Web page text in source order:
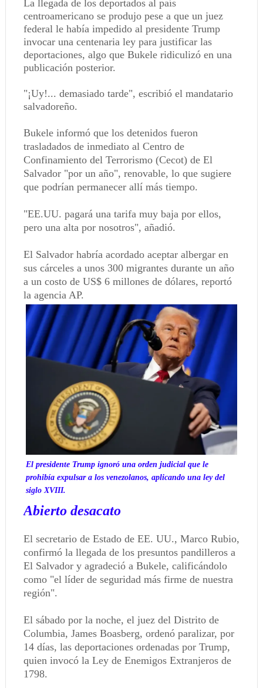
La llegada de los deportados al país
centroamericano se produjo pese a que un juez
federal le había impedido al presidente Trump
invocar una centenaria ley para justificar las
deportaciones, algo que Bukele ridiculizó en una
publicación posterior.
"¡Uy!... demasiado tarde", escribió el mandatario
salvadoreño.
Bukele informó que los detenidos fueron
trasladados de inmediato al Centro de
Confinamiento del Terrorismo (Cecot) de El
Salvador "por un año", renovable, lo que sugiere
que podrían permanecer allí más tiempo.
"EE.UU. pagará una tarifa muy baja por ellos,
pero una alta por nosotros", añadió.
El Salvador habría acordado aceptar albergar en
sus cárceles a unos 300 migrantes durante un año
a un costo de US$ 6 millones de dólares, reportó
la agencia AP.
El presidente Trump ignoró una orden judicial que le
prohibía expulsar a los venezolanos, aplicando una ley del
siglo XVIII.
Abierto desacato
El secretario de Estado de EE. UU., Marco Rubio,
confirmó la llegada de los presuntos pandilleros a
El Salvador y agradeció a Bukele, calificándolo
como "el líder de seguridad más firme de nuestra
región".
El sábado por la noche, el juez del Distrito de
Columbia, James Boasberg, ordenó paralizar, por
14 días, las deportaciones ordenadas por Trump,
quien invocó la Ley de Enemigos Extranjeros de
1798.